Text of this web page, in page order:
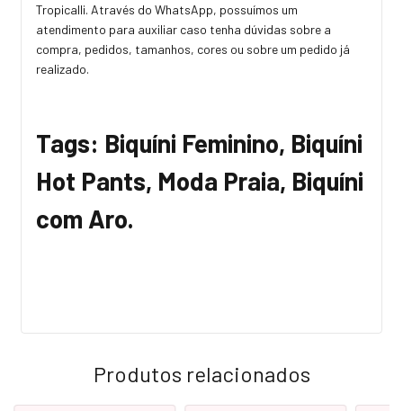
Tropicalli. Através do WhatsApp, possuímos um
atendimento para auxiliar caso tenha dúvidas sobre a
compra, pedidos, tamanhos, cores ou sobre um pedido já
realizado.
Tags: Biquíni Feminino, Biquíni
Hot Pants, Moda Praia, Biquíni
com Aro.
Produtos relacionados